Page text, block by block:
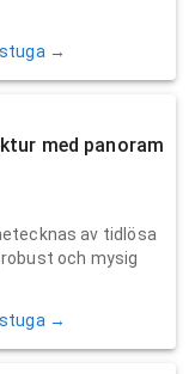
→
med panoram
av tidlösa
och mysig
→